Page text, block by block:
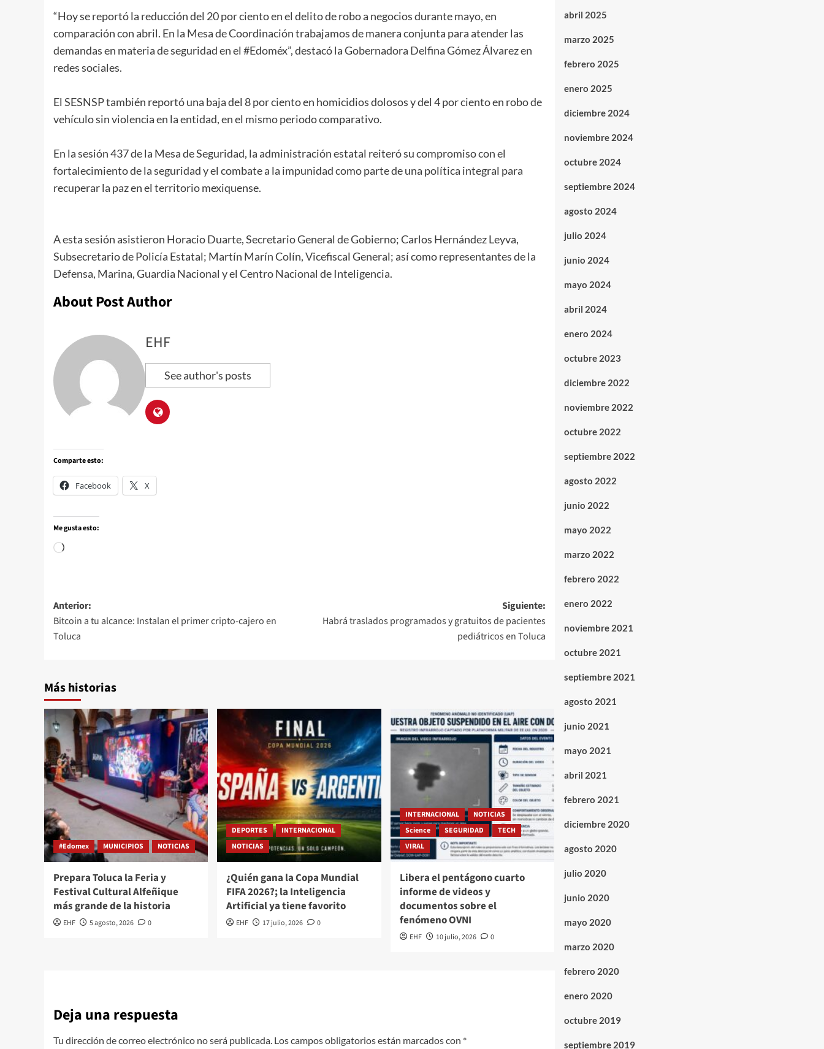
“Hoy se reportó la reducción del 20 por ciento en el delito de robo a negocios durante mayo, en
comparación con abril. En la Mesa de Coordinación trabajamos de manera conjunta para atender las
demandas en materia de seguridad en el #Edoméx”, destacó la Gobernadora Delfina Gómez Álvarez en
redes sociales.
El SESNSP también reportó una baja del 8 por ciento en homicidios dolosos y del 4 por ciento en robo de
vehículo sin violencia en la entidad, en el mismo periodo comparativo.
En la sesión 437 de la Mesa de Seguridad, la administración estatal reiteró su compromiso con el
fortalecimiento de la seguridad y el combate a la impunidad como parte de una política integral para
recuperar la paz en el territorio mexiquense.
A esta sesión asistieron Horacio Duarte, Secretario General de Gobierno; Carlos Hernández Leyva,
Subsecretario de Policía Estatal; Martín Marín Colín, Vicefiscal General; así como representantes de la
Defensa, Marina, Guardia Nacional y el Centro Nacional de Inteligencia.
About Post Author
EHF
See author's posts
Comparte esto:
Facebook X
Me gusta esto:
Anterior:
Bitcoin a tu alcance: Instalan el primer cripto-cajero en
Toluca
Siguiente:
Habrá traslados programados y gratuitos de pacientes
pediátricos en Toluca
Más historias
#Edomex MUNICIPIOS NOTICIAS
Prepara Toluca la Feria y
Festival Cultural Alfeñique
más grande de la historia
EHF 5 agosto, 2026 0
DEPORTES
INTERNACIONAL
NOTICIAS
¿Quién gana la Copa Mundial
FIFA 2026?; la Inteligencia
Artificial ya tiene favorito
EHF 17 julio, 2026 0
INTERNACIONAL
NOTICIAS
Science
SEGURIDAD
TECH
VIRAL
Libera el pentágono cuarto
informe de videos y
documentos sobre el
fenómeno OVNI
EHF 10 julio, 2026 0
Deja una respuesta
Tu dirección de correo electrónico no será publicada. Los campos obligatorios están marcados con *
abril 2025
marzo 2025
febrero 2025
enero 2025
diciembre 2024
noviembre 2024
octubre 2024
septiembre 2024
agosto 2024
julio 2024
junio 2024
mayo 2024
abril 2024
enero 2024
octubre 2023
diciembre 2022
noviembre 2022
octubre 2022
septiembre 2022
agosto 2022
junio 2022
mayo 2022
marzo 2022
febrero 2022
enero 2022
noviembre 2021
octubre 2021
septiembre 2021
agosto 2021
junio 2021
mayo 2021
abril 2021
febrero 2021
diciembre 2020
agosto 2020
julio 2020
junio 2020
mayo 2020
marzo 2020
febrero 2020
enero 2020
octubre 2019
septiembre 2019